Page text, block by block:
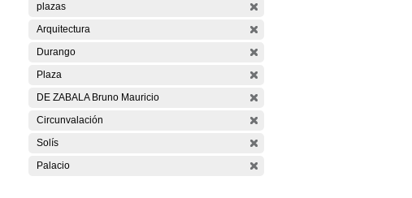
plazas
Arquitectura
Durango
Plaza
DE ZABALA Bruno Mauricio
Circunvalación
Solís
Palacio